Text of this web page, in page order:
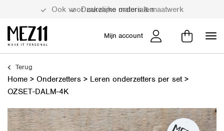
Duurzame materialen
Mijn account
Terug
Home > Onderzetters > Leren onderzetters per set>
OZSET-DALM-4K